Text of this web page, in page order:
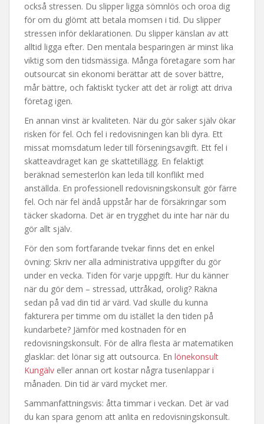
också stressen. Du slipper ligga sömnlös och oroa dig
för om du glömt att betala momsen i tid. Du slipper
stressen inför deklarationen. Du slipper känslan av att
alltid ligga efter. Den mentala besparingen är minst lika
viktig som den tidsmässiga. Många företagare som har
outsourcat sin ekonomi berättar att de sover bättre,
mår bättre, och faktiskt tycker att det är roligt att driva
företag igen.
En annan vinst är kvaliteten. När du gör saker själv ökar
risken för fel. Och fel i redovisningen kan bli dyra. Ett
missat momsdatum leder till förseningsavgift. Ett fel i
skatteavdraget kan ge skattetillägg. En felaktigt
beräknad semesterlön kan leda till konflikt med
anställda. En professionell redovisningskonsult gör färre
fel. Och när fel ändå uppstår har de försäkringar som
täcker skadorna. Det är en trygghet du inte har när du
gör allt själv.
För den som fortfarande tvekar finns det en enkel
övning: Skriv ner alla administrativa uppgifter du gör
under en vecka. Tiden för varje uppgift. Hur du känner
när du gör dem – stressad, uttråkad, orolig? Räkna
sedan på vad din tid är värd. Vad skulle du kunna
fakturera per timme om du istället la den tiden på
kundarbete? Jämför med kostnaden för en
redovisningskonsult. För de allra flesta är matematiken
glasklar: det lönar sig att outsourca. En lönekonsult
Kungälv eller annan ort kostar några tusenlappar i
månaden. Din tid är värd mycket mer.
Sammanfattningsvis: åtta timmar i veckan. Det är vad
du kan spara genom att anlita en redovisningskonsult.